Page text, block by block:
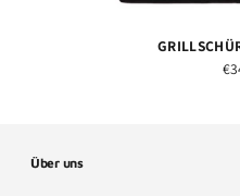
Über uns